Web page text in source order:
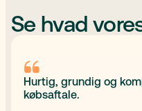
Se hvad
Hurtig, grundig og
købsaftale.